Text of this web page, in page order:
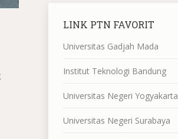
LINK PTN FAVORIT
Universitas Gadjah Mada
Institut Teknologi Bandung
Universitas Negeri Yogyakarta
Universitas Negeri Surabaya